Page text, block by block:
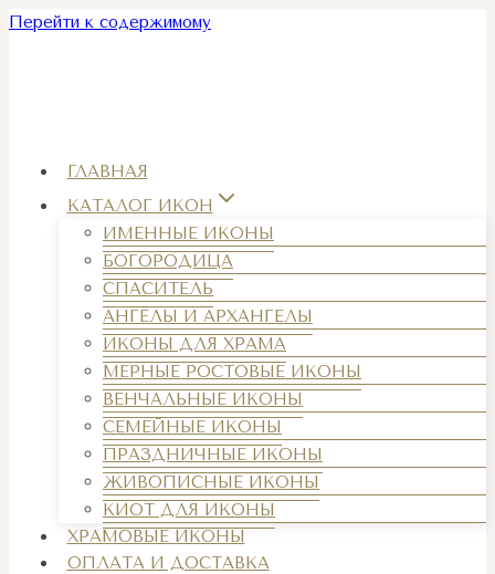
Перейти к содержимому
ГЛАВНАЯ
КАТАЛОГ ИКОН
ИМЕННЫЕ ИКОНЫ
БОГОРОДИЦА
СПАСИТЕЛЬ
АНГЕЛЫ И АРХАНГЕЛЫ
ИКОНЫ ДЛЯ ХРАМА
МЕРНЫЕ РОСТОВЫЕ ИКОНЫ
ВЕНЧАЛЬНЫЕ ИКОНЫ
СЕМЕЙНЫЕ ИКОНЫ
ПРАЗДНИЧНЫЕ ИКОНЫ
ЖИВОПИСНЫЕ ИКОНЫ
КИОТ ДЛЯ ИКОНЫ
ХРАМОВЫЕ ИКОНЫ
ОПЛАТА И ДОСТАВКА